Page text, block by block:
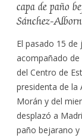
capa de paño
Sánchez-
El pasado 15
acompañado de
del Centro de
presidenta de la
Morán y del
desplazó a
paño bejarano